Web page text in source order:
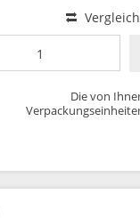
Die von